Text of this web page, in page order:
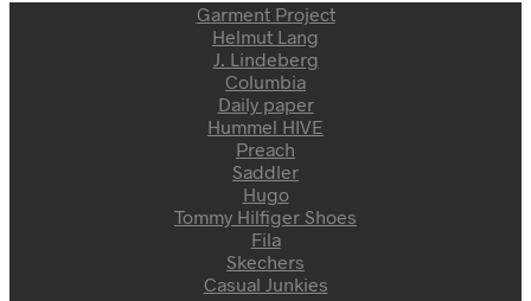
Garment Project
Helmut Lang
J. Lindeberg
Columbia
Daily paper
Hummel HIVE
Preach
Saddler
Hugo
Tommy Hilfiger Shoes
Fila
Skechers
Casual Junkies